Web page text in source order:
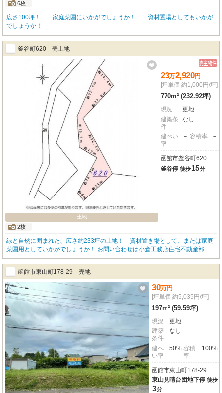
6枚
広さ100坪！ 家庭菜園にいかがでしょうか！ 資材置場としてもいかが
でしょうか！
釜谷町620 売土地
土地
2枚
23万2,920円
[坪単価 約1,000円/坪]
770m² (232.92坪)
現況
更地
建築条
件
なし
建ぺい
率
－ 容積率 －
函館市釜谷町620
釜谷停 徒歩15分
緑と自然に囲まれた、広さ約233坪の土地！ 資材置き場として、または家庭
菜園用としていかがでしょうか！ お問い合わせは小倉工務店住宅不動産部☎4
1-3844まで、お気軽に☆
函館市東山町178-29 売地
30万円
[坪単価 約5,035円/坪]
197m² (59.59坪)
現況
更地
建築
条件
なし
建ぺ
い率
50% 容積
率
100%
函館市東山町178-29
東山見晴台団地下停 徒歩
3分